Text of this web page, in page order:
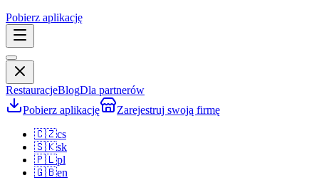
Pobierz aplikację
RestauracjeBlogDla partnerów
Pobierz aplikację
Zarejestruj swoją firmę
🇨🇿cs
🇸🇰sk
🇵🇱pl
🇬🇧en